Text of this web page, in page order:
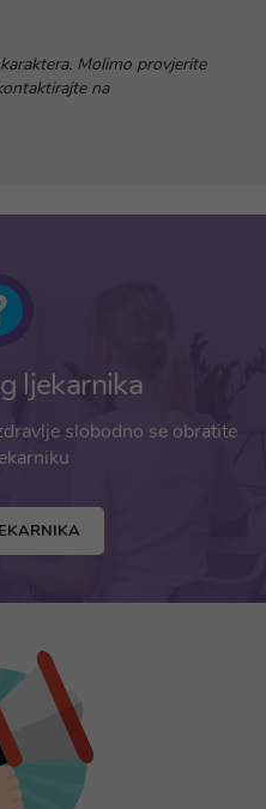
Molimo provjerite
na
ljekarnika
slobodno se obratite